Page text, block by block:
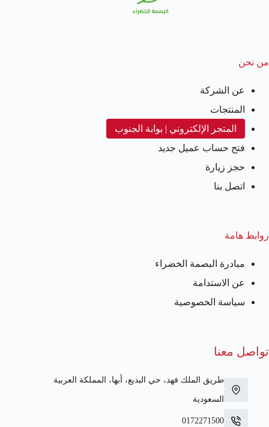
من نحن
عن الشركة
المنتجات
المتجر الإلكتروني | بوابة الجنوب
فتح حساب عميل جديد
حجز زيارة
اتصل بنا
روابط هامة
مبادرة البصمة الخضراء
عن الاستدامة
سياسة الخصوصية
تواصل معنا
طريق الملك فهد، حي البديع، أبها، المملكة العربية
السعودية
0172271500